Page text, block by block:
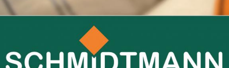
Recht